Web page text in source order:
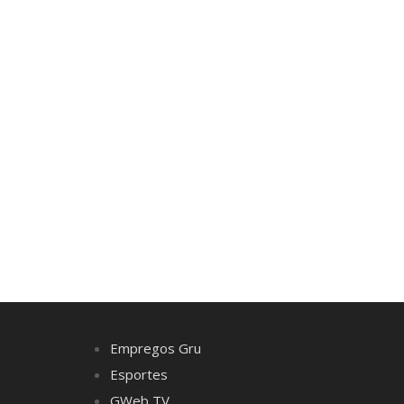
Empregos Gru
Esportes